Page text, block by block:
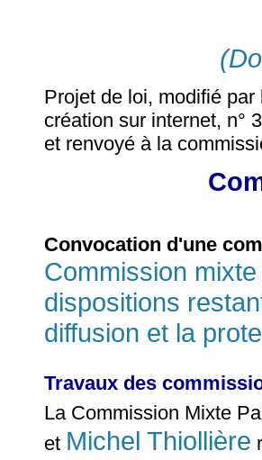
Projet de loi, modifié
création sur internet, n°
et renvoyé à la
Convocation d'une
Commission
dispositions
diffusion et la
Travaux des
La Commission Mixte
et Michel Thiollière